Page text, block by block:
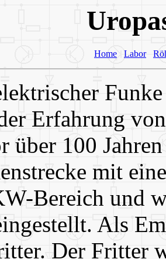
Home Labor
Erfahrung
über 100
mit
Bereich und
Als
Der Fritter